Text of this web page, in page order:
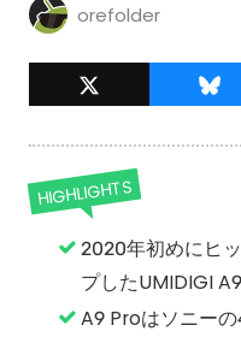
orefolder
HIGHLIGHTS
2020年初めにヒ
プしたUMIDIGI
A9 Proはソニー